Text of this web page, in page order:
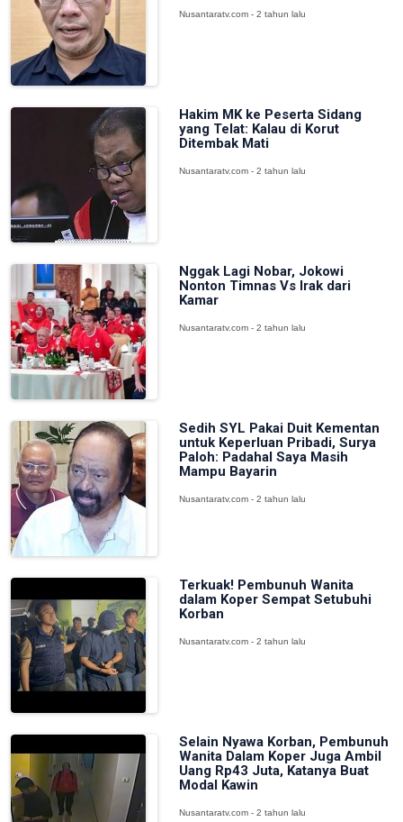
Nusantaratv.com - 2 tahun lalu
Hakim MK ke Peserta Sidang
yang Telat: Kalau di Korut
Ditembak Mati
Nusantaratv.com - 2 tahun lalu
Nggak Lagi Nobar, Jokowi
Nonton Timnas Vs Irak dari
Kamar
Nusantaratv.com - 2 tahun lalu
Sedih SYL Pakai Duit Kementan
untuk Keperluan Pribadi, Surya
Paloh: Padahal Saya Masih
Mampu Bayarin
Nusantaratv.com - 2 tahun lalu
Terkuak! Pembunuh Wanita
dalam Koper Sempat Setubuhi
Korban
Nusantaratv.com - 2 tahun lalu
Selain Nyawa Korban, Pembunuh
Wanita Dalam Koper Juga Ambil
Uang Rp43 Juta, Katanya Buat
Modal Kawin
Nusantaratv.com - 2 tahun lalu